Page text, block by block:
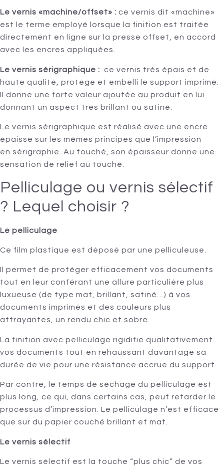
Le vernis «machine/offset» : ce vernis dit «machine»
est le terme employé lorsque la finition est traitée
directement en ligne sur la presse offset, en accord
avec les encres appliquées.
Le vernis sérigraphique :
ce vernis très épais et de
haute qualité, protège et embelli le support imprimé.
Il donne une forte valeur ajoutée au produit en lui
donnant un aspect très brillant ou satiné.
Le vernis sérigraphique est réalisé avec une encre
épaisse sur les mêmes principes que l’impression
en sérigraphie. Au touché, son épaisseur donne une
sensation de relief au touché.
Pelliculage ou vernis sélectif
? Lequel choisir ?
Le pelliculage
Ce film plastique est déposé par une pelliculeuse.
Il permet de protéger efficacement vos documents
tout en leur conférant une allure particulière plus
luxueuse (de type mat, brillant, satiné…) à vos
documents imprimés et des couleurs plus
attrayantes, un rendu chic et sobre.
La finition avec pelliculage rigidifie qualitativement
vos documents tout en rehaussant davantage sa
durée de vie pour une résistance accrue du support.
Par contre, le temps de séchage du pelliculage est
plus long, ce qui, dans certains cas, peut retarder le
processus d’impression. Le pelliculage n’est efficace
que sur du papier couché brillant et mat.
Le vernis sélectif
Le vernis sélectif est la touche “plus chic” de vos